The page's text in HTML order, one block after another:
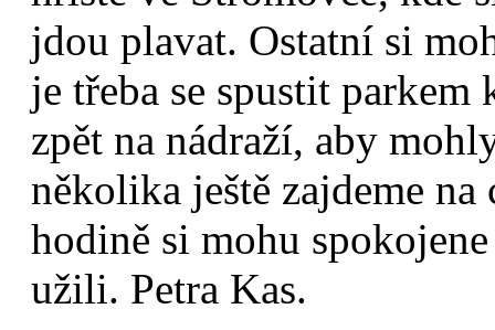
jdou plavat. Ostatní si
je třeba se spustit
zpět na nádraží, aby
několika ještě zajdeme
hodině si mohu
užili. Petra Kas.